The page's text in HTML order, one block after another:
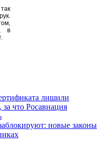
в
лишили
что Росавиация
новые законы